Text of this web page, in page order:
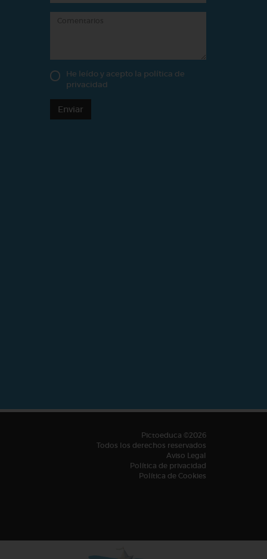
He leído y acepto la política de
privacidad
Enviar
Pictoeduca ©2026
Todos los derechos reservados
Aviso Legal
Política de privacidad
Política de Cookies